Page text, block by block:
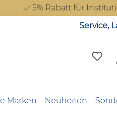
5% Rabatt für
Service,
Du
Marken Neuheiten